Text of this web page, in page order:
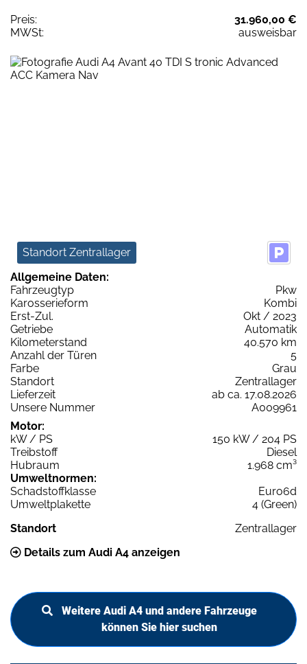
Preis:
31.960,00 €
MWSt:
ausweisbar
Standort Zentrallager
Allgemeine Daten:
Fahrzeugtyp
Pkw
Karosserieform
Kombi
Erst-Zul.
Okt / 2023
Getriebe
Automatik
Kilometerstand
40.570 km
Anzahl der Türen
5
Farbe
Grau
Standort
Zentrallager
Lieferzeit
ab ca. 17.08.2026
Unsere Nummer
A009961
Motor:
kW / PS
150 kW / 204 PS
Treibstoff
Diesel
Hubraum
1.968 cm³
Umweltnormen:
Schadstoffklasse
Euro6d
Umweltplakette
4 (Green)
Standort
Zentrallager
Details zum Audi A4 anzeigen
Weitere Audi A4 und andere Fahrzeuge
können Sie hier suchen